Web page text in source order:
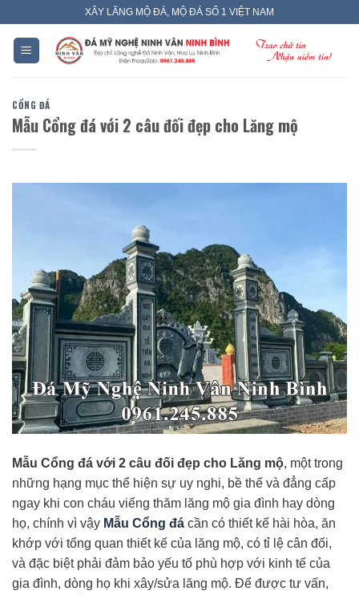
content
XÂY LĂNG MỘ ĐÁ, MỘ ĐÁ SỐ 1 VIỆT NAM
CỔNG ĐÁ
Mẫu Cổng đá với 2 câu đối đẹp cho Lăng mộ
Mẫu Cổng đá với 2 câu đối đẹp cho Lăng mộ, một trong
những hạng mục thể hiện sự uy nghi, bề thế và đẳng cấp
ngay khi con cháu viếng thăm lăng mộ gia đình hay dòng
họ, chính vì vậy Mẫu Cổng đá cần có thiết kế hài hòa, ăn
khớp với tổng quan thiết kế của lăng mộ, có tỉ lệ cân đối,
và đặc biệt phải đảm bảo yếu tố phù hợp với kinh tế của
gia đình, dòng họ khi xây/sửa lăng mộ. Để được tư vấn,